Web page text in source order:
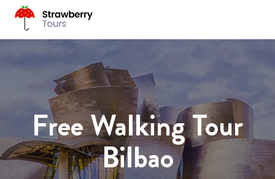
Free Walking Tour
Bilbao